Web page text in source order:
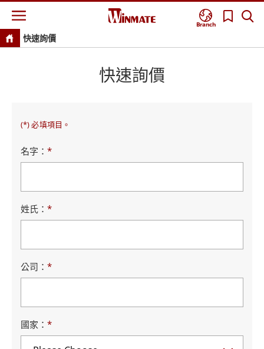
Branch
快速詢價
快速詢價
(*) 必填項目。
名字：*
姓氏：*
公司：*
國家：*